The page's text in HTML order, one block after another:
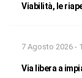
Viabilità, le
7 Agosto 2026 -
Via libera a